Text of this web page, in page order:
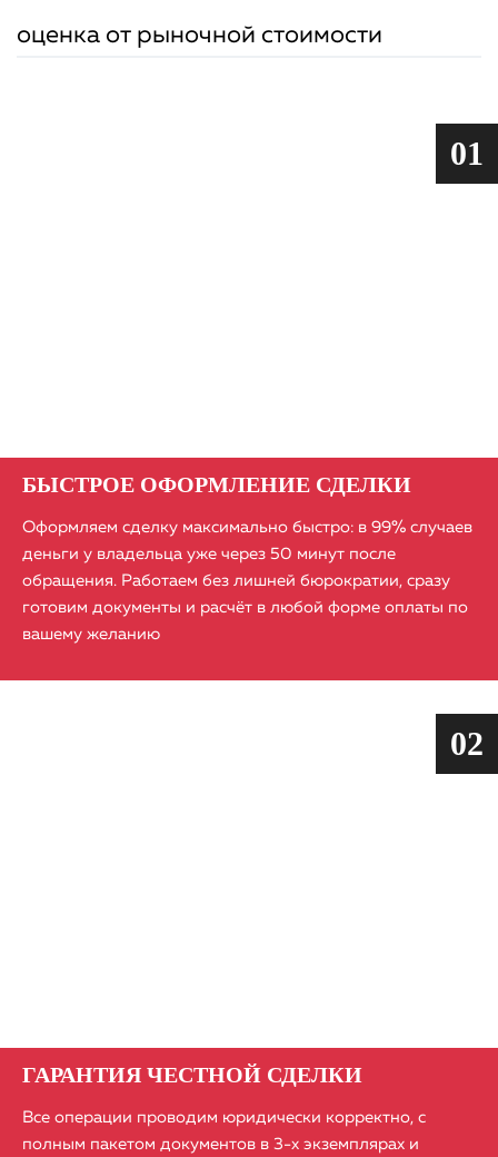
оценка от рыночной стоимости
01
БЫСТРОЕ ОФОРМЛЕНИЕ СДЕЛКИ
Оформляем сделку максимально быстро: в 99% случаев
деньги у владельца уже через 50 минут после
обращения.​ Работаем без лишней бюрократии, сразу
готовим документы и расчёт в любой форме оплаты по
вашему желанию
02
ГАРАНТИЯ ЧЕСТНОЙ СДЕЛКИ
Все операции проводим юридически корректно, с
полным пакетом документов в 3-х экземплярах и